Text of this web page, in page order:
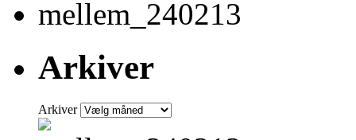
Arkiver
Arkiver